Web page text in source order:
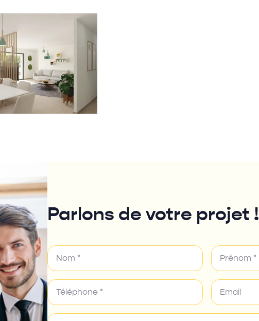
Parlons de votre projet !